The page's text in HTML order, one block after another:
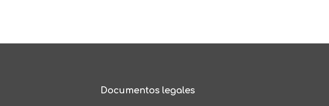
Documentos legales